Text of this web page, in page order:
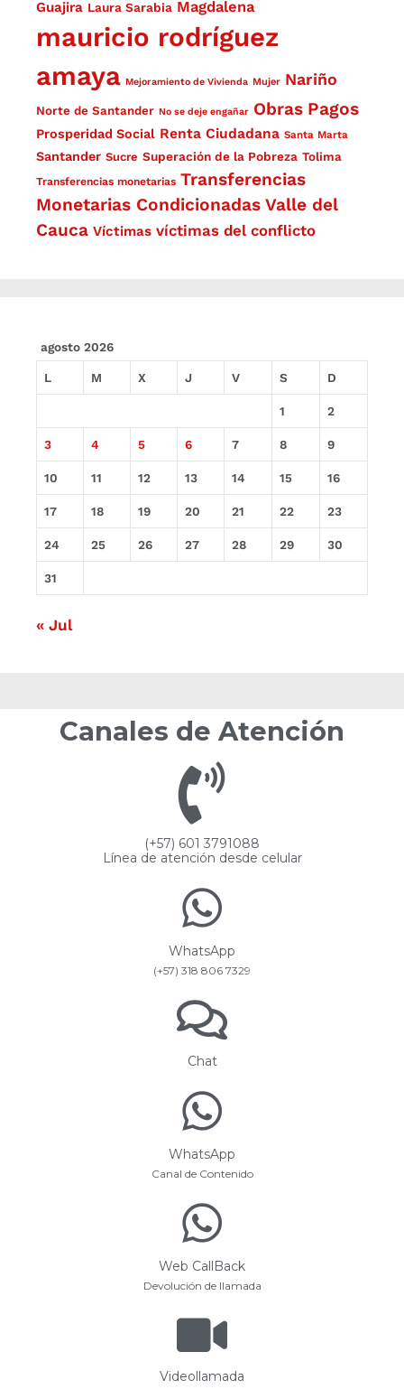
Guajira Laura Sarabia Magdalena
mauricio rodríguez
amaya Mejoramiento de Vivienda Mujer Nariño
Norte de Santander No se deje engañar Obras Pagos
Prosperidad Social Renta Ciudadana Santa Marta
Santander Sucre Superación de la Pobreza Tolima
Transferencias monetarias Transferencias
Monetarias Condicionadas Valle del
Cauca Víctimas víctimas del conflicto
agosto 2026
L M X J V S D
1 2
3 4 5 6 7 8 9
10 11 12 13 14 15 16
17 18 19 20 21 22 23
24 25 26 27 28 29 30
31
« Jul
Canales de Atención
(+57) 601 3791088
Línea de atención desde celular
WhatsApp
(+57) 318 806 7329
Chat
WhatsApp
Canal de Contenido
Web CallBack
Devolución de llamada
Videollamada